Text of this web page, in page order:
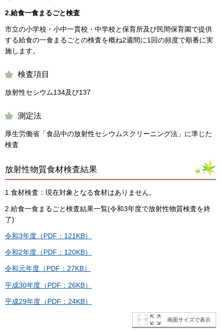
2.給食一食まるごと検査
市立の小学校・小中一貫校・中学校と保育所及び民間保育園で提供
する給食の一食まるごとの検査を概ね2週間に1回の頻度で順番に実
施します。
検査項目
放射性セシウム134及び137
測定法
厚生労働省「食品中の放射性セシウムスクリーニング法」に準じた
検査
放射性物質食材検査結果
1.食材検査：現在対象となる食材はありません。
2.給食一食まるごと検査結果一覧(令和3年度で放射性物質検査を終
了)
令和3年度（PDF：121KB）
令和2年度（PDF：120KB）
令和元年度（PDF：27KB）
平成30年度（PDF：26KB）
平成29年度（PDF：24KB）
画面サイズで表示